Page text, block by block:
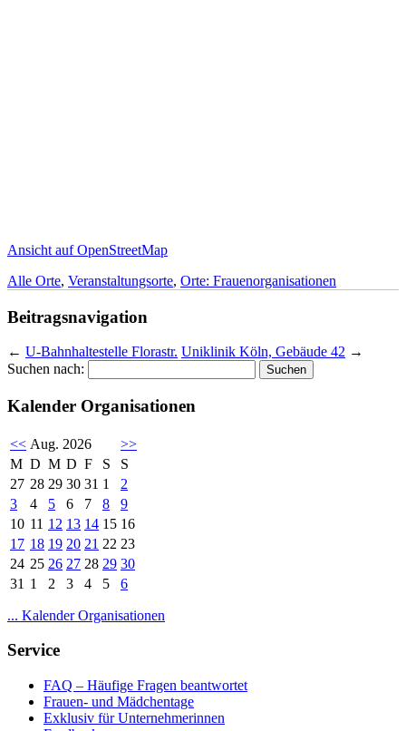
Ansicht auf OpenStreetMap
Alle Orte, Veranstaltungsorte, Orte: Frauenorganisationen
Beitragsnavigation
← U-Bahnhaltestelle Florastr. Uniklinik Köln, Gebäude 42 →
Suchen nach:
Kalender Organisationen
<< Aug. 2026
>>
M D M D F S
S
27 28 29 30 31 1
2
3
4 5 6 7 8
9
10 11 12 13 14 15 16
17 18 19 20 21 22 23
24 25 26 27 28 29 30
31 1 2 3 4 5 6
... Kalender Organisationen
Service
FAQ – Häufige Fragen beantwortet
Frauen- und Mädchentage
Exklusiv für Unternehmerinnen